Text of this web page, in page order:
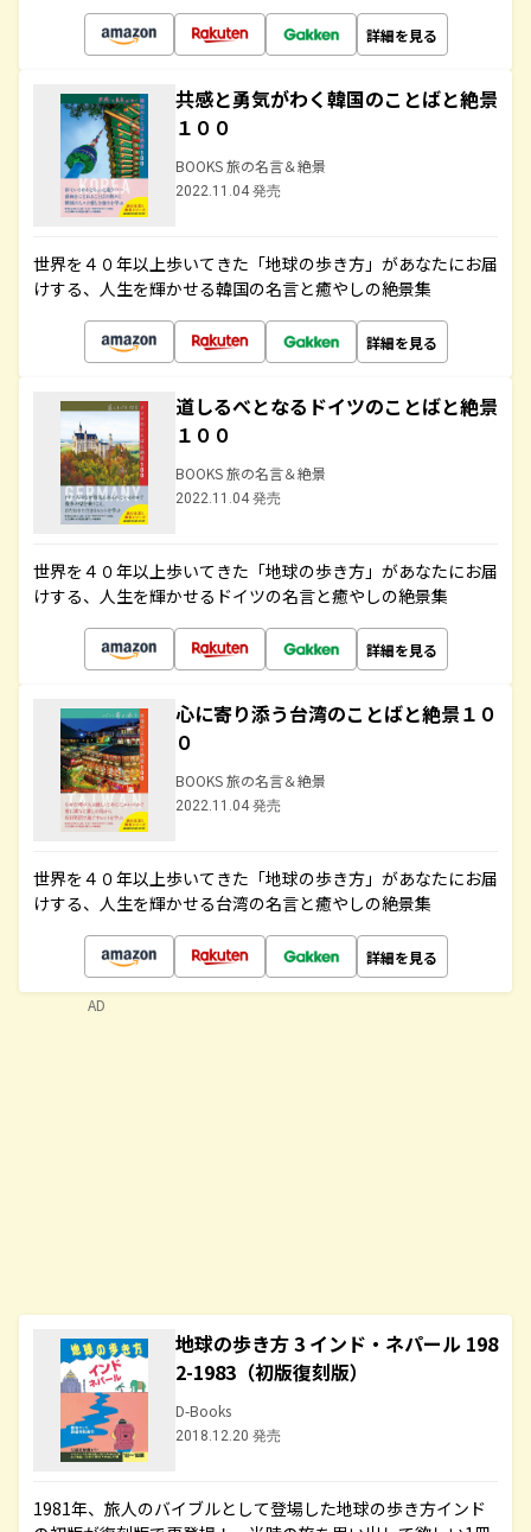
詳細を見る
共感と勇気がわく韓国のことばと絶景
１００
BOOKS 旅の名言＆絶景
2022.11.04 発売
世界を４０年以上歩いてきた「地球の歩き方」があなたにお届
けする、人生を輝かせる韓国の名言と癒やしの絶景集
詳細を見る
道しるべとなるドイツのことばと絶景
１００
BOOKS 旅の名言＆絶景
2022.11.04 発売
世界を４０年以上歩いてきた「地球の歩き方」があなたにお届
けする、人生を輝かせるドイツの名言と癒やしの絶景集
詳細を見る
心に寄り添う台湾のことばと絶景１０
０
BOOKS 旅の名言＆絶景
2022.11.04 発売
世界を４０年以上歩いてきた「地球の歩き方」があなたにお届
けする、人生を輝かせる台湾の名言と癒やしの絶景集
詳細を見る
地球の歩き方 3 インド・ネパール 198
2-1983（初版復刻版）
D-Books
2018.12.20 発売
1981年、旅人のバイブルとして登場した地球の歩き方インド
AD